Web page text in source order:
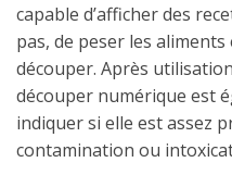
capable d’afficher des
pas, de peser les
découper. Après
découper numérique est
indiquer si elle est assez
contamination ou